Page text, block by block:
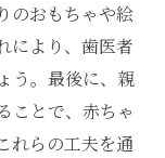
のおもちゃや絵
により、歯医者
う。最後に、親
ことで、赤ちゃ
れらの工夫を通